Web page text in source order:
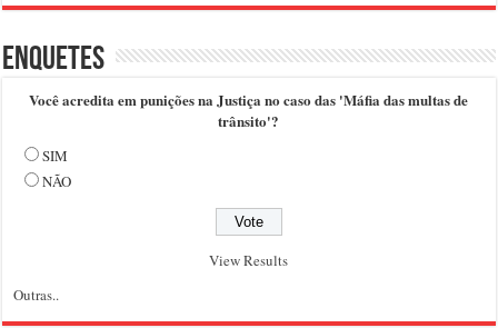
Enquetes
Você acredita em punições na Justiça no caso das 'Máfia das multas de
trânsito'?
SIM
NÃO
View Results
Outras..